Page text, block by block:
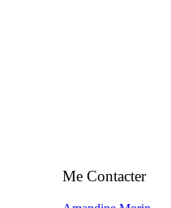
Me Contacter